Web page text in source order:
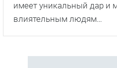
имеет уникальный дар и
влиятельным людям…